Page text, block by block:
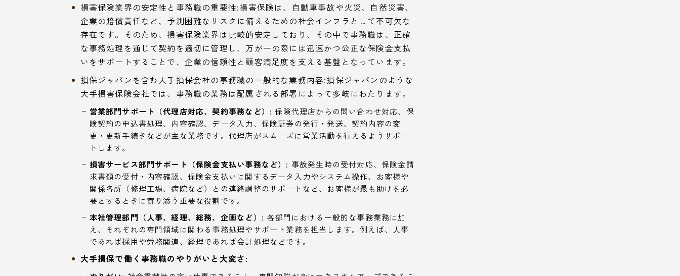
損害保険業界の安定性と事務職の重要性:損害保険は、自動車事故や火災、自然災害、
企業の賠償責任など、予測困難なリスクに備えるための社会インフラとして不可欠な
存在です。そのため、損害保険業界は比較的安定しており、その中で事務職は、正確
な事務処理を通じて契約を適切に管理し、万が一の際には迅速かつ公正な保険金支払
いをサポートすることで、企業の信頼性と顧客満足度を支える基盤となっています。
損保ジャパンを含む大手損保会社の事務職の一般的な業務内容:損保ジャパンのような
大手損害保険会社では、事務職の業務は配属される部署によって多岐にわたります。
営業部門サポート（代理店対応、契約事務など）: 保険代理店からの問い合わせ対応、保
険契約の申込書処理、内容確認、データ入力、保険証券の発行・発送、契約内容の変
更・更新手続きなどが主な業務です。代理店がスムーズに営業活動を行えるようサポー
トします。
損害サービス部門サポート（保険金支払い事務など）: 事故発生時の受付対応、保険金請
求書類の受付・内容確認、保険金支払いに関するデータ入力やシステム操作、お客様や
関係各所（修理工場、病院など）との連絡調整のサポートなど、お客様が最も助けを必
要とするときに寄り添う重要な役割です。
本社管理部門（人事、経理、総務、企画など）: 各部門における一般的な事務業務に加
え、それぞれの専門領域に関わる事務処理やサポート業務を担当します。例えば、人事
であれば採用や労務関連、経理であれば会計処理などです。
大手損保で働く事務職のやりがいと大変さ: